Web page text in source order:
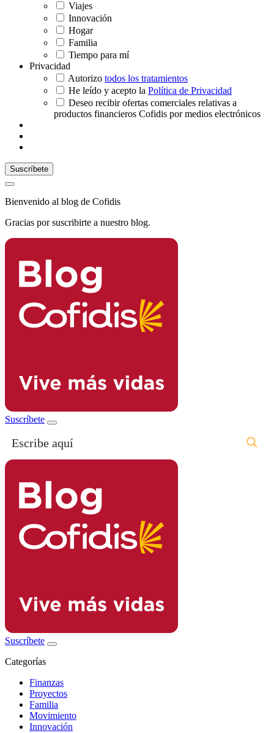
Viajes
Innovación
Hogar
Familia
Tiempo para mí
Privacidad
Autorizo todos los tratamientos
He leído y acepto la Política de Privacidad
Deseo recibir ofertas comerciales relativas a
productos financieros Cofidis por medios electrónicos
Bienvenido al blog de Cofidis
Gracias por suscribirte a nuestro blog.
Suscríbete
Suscríbete
Categorías
Finanzas
Proyectos
Familia
Movimiento
Innovación